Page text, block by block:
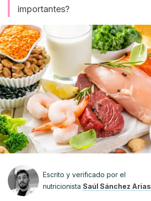
importantes?
Escrito y verificado por el
nutricionista Saúl Sánchez Arias